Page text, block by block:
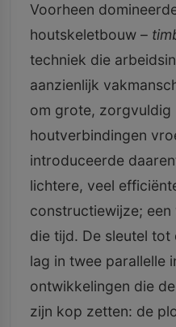
Voorheen
houtskeletbouw –
techniek die
aanzienlijk
om grote, zorgvuldig
houtverbindingen
introduceerde
lichtere, veel
constructiewijze;
die tijd. De sleutel
lag in twee parallelle
ontwikkelingen die
zijn kop zetten: de